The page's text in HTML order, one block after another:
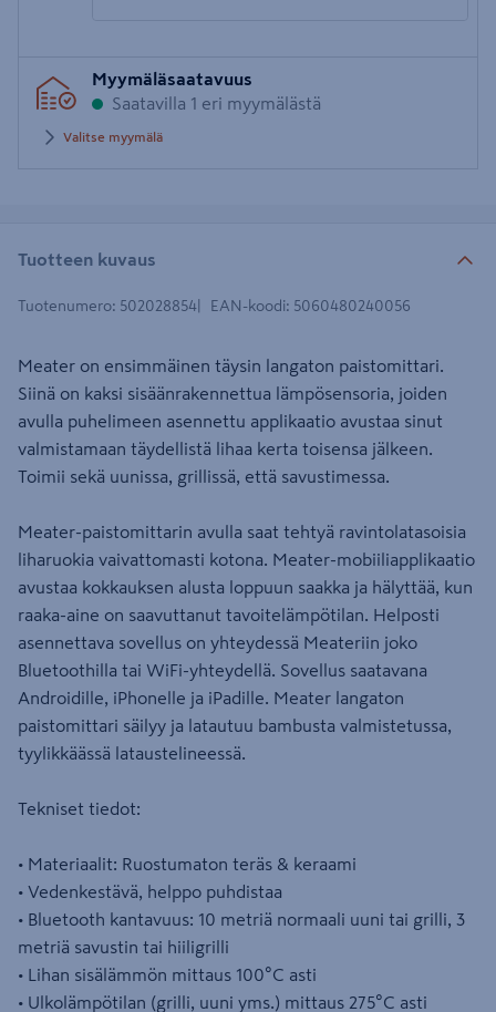
postinumero
Myymäläsaatavuus
Saatavilla 1 eri myymälästä
Valitse myymälä
Tuotteen kuvaus
Tuotenumero: 502028854 EAN-koodi: 5060480240056
Meater on ensimmäinen täysin langaton paistomittari.
Siinä on kaksi sisäänrakennettua lämpösensoria, joiden
avulla puhelimeen asennettu applikaatio avustaa sinut
valmistamaan täydellistä lihaa kerta toisensa jälkeen.
Toimii sekä uunissa, grillissä, että savustimessa.
Meater-paistomittarin avulla saat tehtyä ravintolatasoisia
liharuokia vaivattomasti kotona. Meater-mobiiliapplikaatio
avustaa kokkauksen alusta loppuun saakka ja hälyttää, kun
raaka-aine on saavuttanut tavoitelämpötilan. Helposti
asennettava sovellus on yhteydessä Meateriin joko
Bluetoothilla tai WiFi-yhteydellä. Sovellus saatavana
Androidille, iPhonelle ja iPadille. Meater langaton
paistomittari säilyy ja latautuu bambusta valmistetussa,
tyylikkäässä lataustelineessä.
Tekniset tiedot:
• Materiaalit: Ruostumaton teräs & keraami
• Vedenkestävä, helppo puhdistaa
• Bluetooth kantavuus: 10 metriä normaali uuni tai grilli, 3
metriä savustin tai hiiligrilli
• Lihan sisälämmön mittaus 100°C asti
• Ulkolämpötilan (grilli, uuni yms.) mittaus 275°C asti